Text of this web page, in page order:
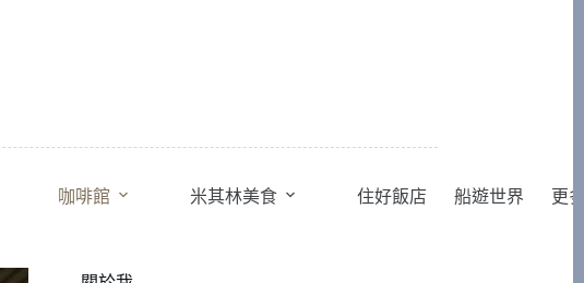
咖啡館 米其林美食 住好飯店 船遊世界 更